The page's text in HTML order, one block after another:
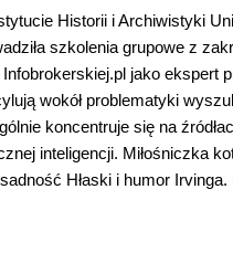
Historii i Archiwistyki
szkolenia grupowe z
jako ekspert
wokół problematyki
koncentruje się na
inteligencji. Miłośniczka
Hłaski i humor